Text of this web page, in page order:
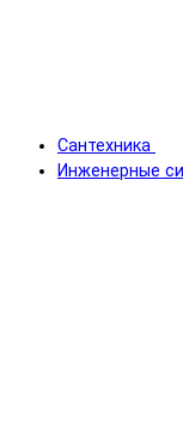
Сантехника
Инженерные